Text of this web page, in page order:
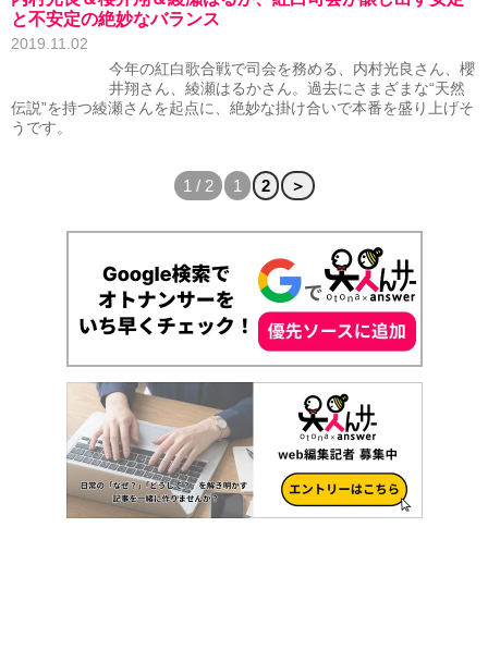
と不安定の絶妙なバランス
2019.11.02
今年の紅白歌合戦で司会を務める、内村光良さん、櫻
井翔さん、綾瀬はるかさん。過去にさまざまな“天然
伝説”を持つ綾瀬さんを起点に、絶妙な掛け合いで本番を盛り上げそ
うです。
1 / 2 1 2 ＞